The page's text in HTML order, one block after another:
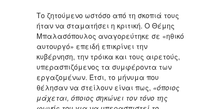
Το ζητούμενο ωστόσο από τη σκοπιά τους
ήταν να σταματήσει η κριτική. Ο Θέμης
Μπαλασόπουλος αναγορεύτηκε σε «ηθικό
αυτουργό» επειδή επικρίνει την
κυβέρνηση, την τρόικα και τους αιρετούς,
υπερασπιζόμενος τα συμφέροντα των
εργαζομένων. Έτσι, το μήνυμα που
θέλησαν να στείλουν είναι πως, «όποιος
μάχεται, όποιος σηκώνει τον τόνο της